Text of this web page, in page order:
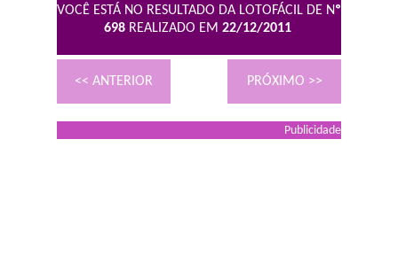
VOCÊ ESTÁ NO RESULTADO DA LOTOFÁCIL DE Nº
698 REALIZADO EM 22/12/2011
<< ANTERIOR PRÓXIMO >>
Publicidade